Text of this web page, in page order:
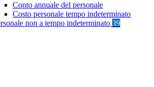
Conto annuale del personale
Costo personale tempo indeterminato
non a tempo indeterminato 39